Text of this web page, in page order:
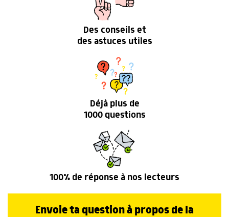
Des conseils et
des astuces utiles
Déjà plus de
1000 questions
100% de réponse à nos lecteurs
Envoie ta question à propos de la